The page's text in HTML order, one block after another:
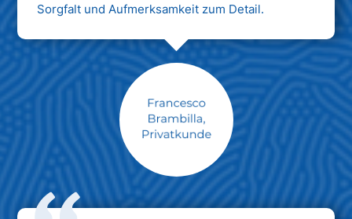
Sorgfalt und Aufmerksamkeit zum Detail.
Max Mustermann
Unternehmen AG